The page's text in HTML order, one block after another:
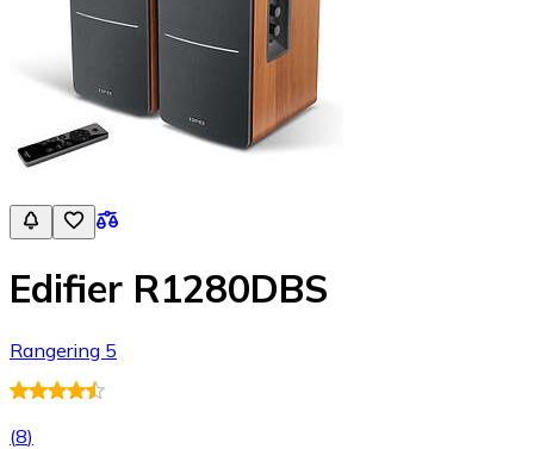
Edifier R1280DBS
Rangering 5
(8)